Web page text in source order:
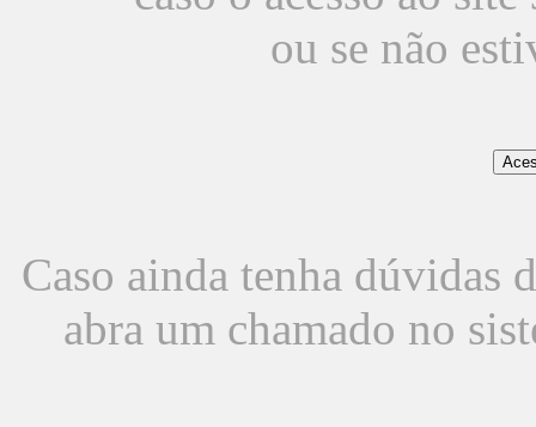
ou se não
Caso ainda tenha dúvidas
abra um chamado no